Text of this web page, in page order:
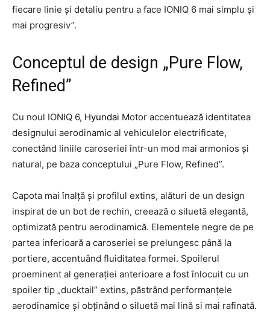
fiecare linie și detaliu pentru a face IONIQ 6 mai simplu și
mai progresiv”.
Conceptul de design „Pure Flow,
Refined”
Cu noul IONIQ 6, Hyundai Motor accentuează identitatea
designului aerodinamic al vehiculelor electrificate,
conectând liniile caroseriei într-un mod mai armonios și
natural, pe baza conceptului „Pure Flow, Refined”.
Capota mai înalță și profilul extins, alături de un design
inspirat de un bot de rechin, creează o siluetă elegantă,
optimizată pentru aerodinamică. Elementele negre de pe
partea inferioară a caroseriei se prelungesc până la
portiere, accentuând fluiditatea formei. Spoilerul
proeminent al generației anterioare a fost înlocuit cu un
spoiler tip „ducktail” extins, păstrând performanțele
aerodinamice și obținând o siluetă mai lină si mai rafinată.